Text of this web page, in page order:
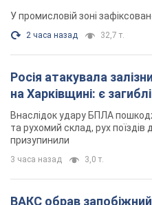
ВАКС обрав запобіжний захід експосолці
України у США Стефанішиній: що відомо про
справу
2 часа назад 7,5 т.